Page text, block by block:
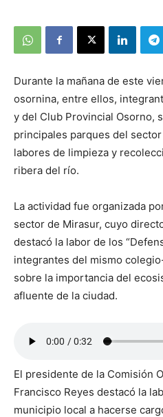
Durante la mañana de este
osornina, entre ellos,
y del Club Provincial Osorno,
principales parques del
labores de limpieza y
ribera del río.
La actividad fue organizada
sector de Mirasur, cuyo
destacó la labor de los
integrantes del mismo
sobre la importancia del
afluente de la ciudad.
El presidente de la Comisión
Francisco Reyes destacó la
municipio local a hacerse